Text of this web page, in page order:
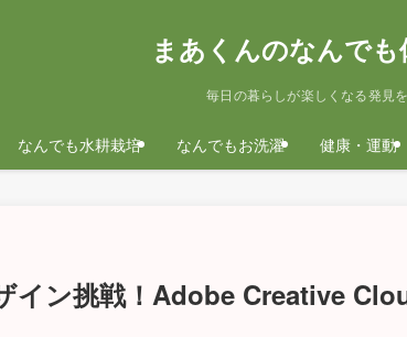
まあくんのなんでも
毎日の暮らしが楽しくなる発見
なんでも水耕栽培 なんでもお洗濯 健康・運動
ン挑戦！Adobe Creative